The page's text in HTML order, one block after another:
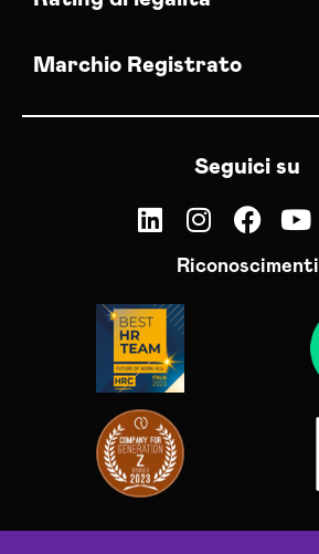
Marchio Registrato
Seguici su
Riconoscimenti